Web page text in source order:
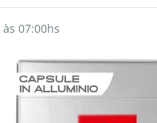
07:00hs